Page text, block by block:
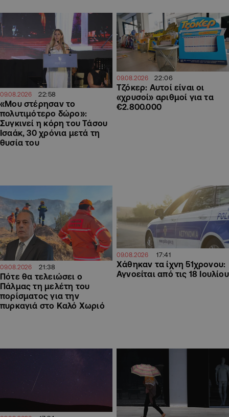
09.08.2026 22:58
«Μου στέρησαν το
πολυτιμότερο δώρο»:
Συγκινεί η κόρη του Τάσου
Ισαάκ, 30 χρόνια μετά τη
θυσία του
09.08.2026 22:06
Τζόκερ: Αυτοί είναι οι
«χρυσοί» αριθμοί για τα
€2.800.000
09.08.2026 21:38
Πότε θα τελειώσει ο
Πάλμας τη μελέτη του
πορίσματος για την
πυρκαγιά στο Καλό Χωριό
09.08.2026 17:41
Χάθηκαν τα ίχνη 51χρονου:
Αγνοείται από τις 18 Ιουλίου